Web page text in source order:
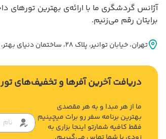
برایتان رقم می‌زنیم.
تهران، خيابان توانير، پلاک 28، ساختمان دنياي بهتر، طبقه سوم، واحد 31
دریافت آخرین آفرها و تخفیف‌های تور
ما از هر مبدا و به هر مقصدی
بهترین برنامه سفر رو برات میچینیم
فقط کافیه شمارتو اینجا بزاری به